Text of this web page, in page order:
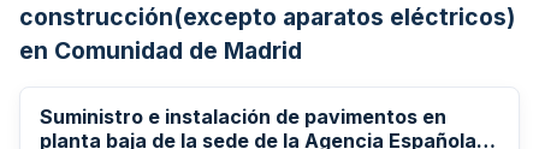
construcción(excepto aparatos eléctricos)
en Comunidad de Madrid
Suministro e instalación de pavimentos en
planta baja de la sede de la Agencia Española